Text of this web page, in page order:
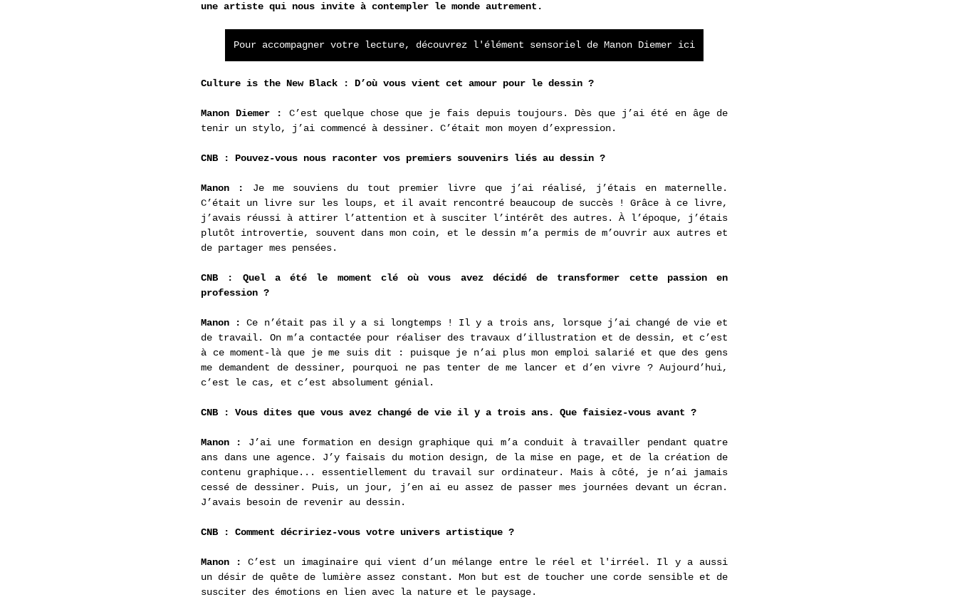
une artiste qui nous invite à contempler le monde autrement.
Pour accompagner votre lecture, découvrez l'élément sensoriel de Manon Diemer ici
Culture is the New Black : D’où vous vient cet amour pour le dessin ?
Manon Diemer : C’est quelque chose que je fais depuis toujours. Dès que j’ai été en âge de
tenir un stylo, j’ai commencé à dessiner. C’était mon moyen d’expression.
CNB : Pouvez-vous nous raconter vos premiers souvenirs liés au dessin ?
Manon : Je me souviens du tout premier livre que j’ai réalisé, j’étais en maternelle.
C’était un livre sur les loups, et il avait rencontré beaucoup de succès ! Grâce à ce livre,
j’avais réussi à attirer l’attention et à susciter l’intérêt des autres. À l’époque, j’étais
plutôt introvertie, souvent dans mon coin, et le dessin m’a permis de m’ouvrir aux autres et
de partager mes pensées.
CNB : Quel a été le moment clé où vous avez décidé de transformer cette passion en
profession ?
Manon : Ce n’était pas il y a si longtemps ! Il y a trois ans, lorsque j’ai changé de vie et
de travail. On m’a contactée pour réaliser des travaux d’illustration et de dessin, et c’est
à ce moment-là que je me suis dit : puisque je n’ai plus mon emploi salarié et que des gens
me demandent de dessiner, pourquoi ne pas tenter de me lancer et d’en vivre ? Aujourd’hui,
c’est le cas, et c’est absolument génial.
CNB : Vous dites que vous avez changé de vie il y a trois ans. Que faisiez-vous avant ?
Manon : J’ai une formation en design graphique qui m’a conduit à travailler pendant quatre
ans dans une agence. J’y faisais du motion design, de la mise en page, et de la création de
contenu graphique... essentiellement du travail sur ordinateur. Mais à côté, je n’ai jamais
cessé de dessiner. Puis, un jour, j’en ai eu assez de passer mes journées devant un écran.
J’avais besoin de revenir au dessin.
CNB : Comment décririez-vous votre univers artistique ?
Manon : C’est un imaginaire qui vient d’un mélange entre le réel et l'irréel. Il y a aussi
un désir de quête de lumière assez constant. Mon but est de toucher une corde sensible et de
susciter des émotions en lien avec la nature et le paysage.